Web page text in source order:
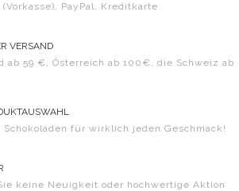
PayPal, Kreditkarte
VERSAND
ab 59 €, Österreich ab 100€, die Schweiz ab
Schokoladen für wirklich jeden Geschmack!
keine Neuigkeit oder hochwertige Aktion